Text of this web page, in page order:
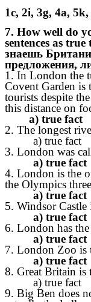
1c, 2i, 3g, 4a, 5k,
7. How well do
sentences as
знаешь
предложения,
1. In London the
Covent Garden is
tourists despite
this distance on
a) true fact
2. The longest
a)
3. London was
a) true fact
4. London is the
the Olympics
a) true
5. Windsor
a) true fact
6. London has
a) true fact
7. London Zoo is
a) true fact
8. Great Britain is
a)
9. Big Ben does